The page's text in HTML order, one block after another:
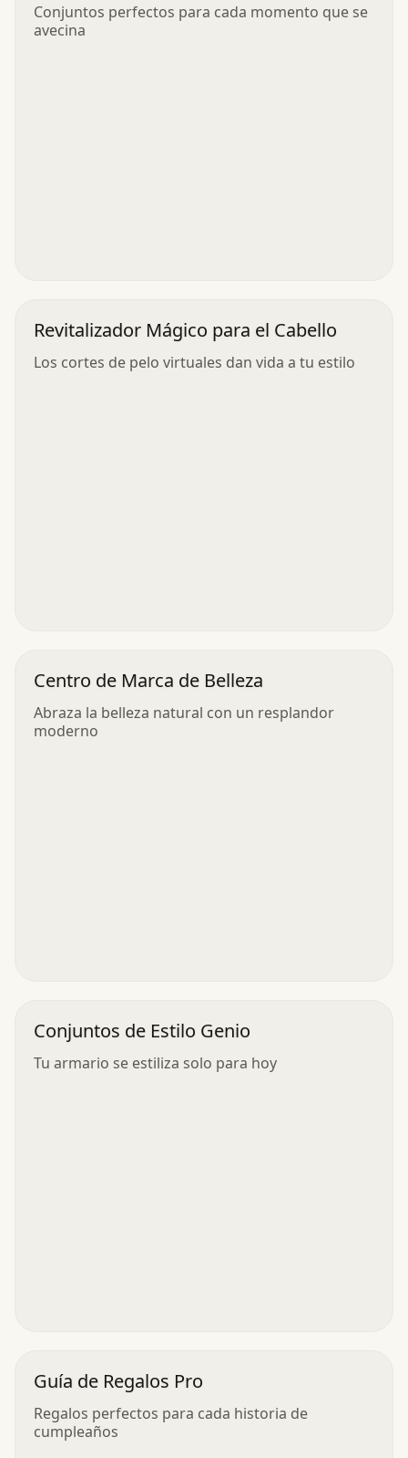
Conjuntos perfectos para cada momento que se
avecina
Revitalizador Mágico para el Cabello
Los cortes de pelo virtuales dan vida a tu estilo
Centro de Marca de Belleza
Abraza la belleza natural con un resplandor
moderno
Conjuntos de Estilo Genio
Tu armario se estiliza solo para hoy
Guía de Regalos Pro
Regalos perfectos para cada historia de
cumpleaños